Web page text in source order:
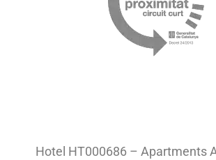
Hotel HT000686 – Apartments